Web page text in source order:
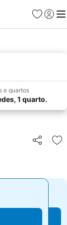
Favoritos
Iniciar
e quartos
1 quarto.
Partilhar